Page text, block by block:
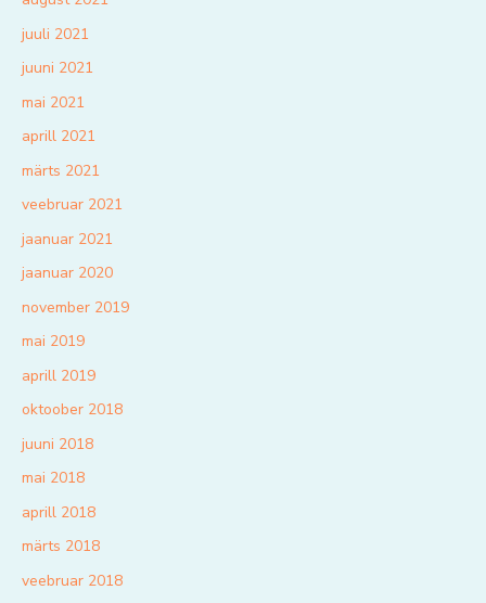
juuli 2021
juuni 2021
mai 2021
aprill 2021
märts 2021
veebruar 2021
jaanuar 2021
jaanuar 2020
november 2019
mai 2019
aprill 2019
oktoober 2018
juuni 2018
mai 2018
aprill 2018
märts 2018
veebruar 2018